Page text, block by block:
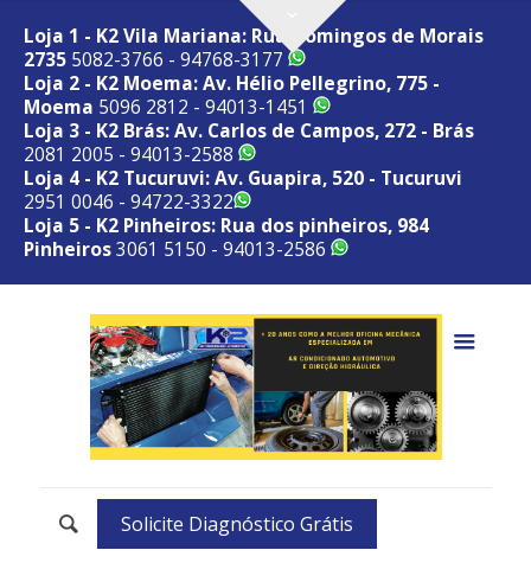
Loja 1 - K2 Vila Mariana: Rua Domingos de Morais
2735 5082-3766 - 94768-3177
Loja 2 - K2 Moema: Av. Hélio Pellegrino, 775 -
Moema 5096 2812 - 94013-1451
Loja 3 - K2 Brás: Av. Carlos de Campos, 272 - Brás
2081 2005 - 94013-2588
Loja 4 - K2 Tucuruvi: Av. Guapira, 520 - Tucuruvi
2951 0046 - 94722-3322
Loja 5 - K2 Pinheiros: Rua dos pinheiros, 984
Pinheiros3061 5150 - 94013-2586
Solicite Diagnóstico Grátis